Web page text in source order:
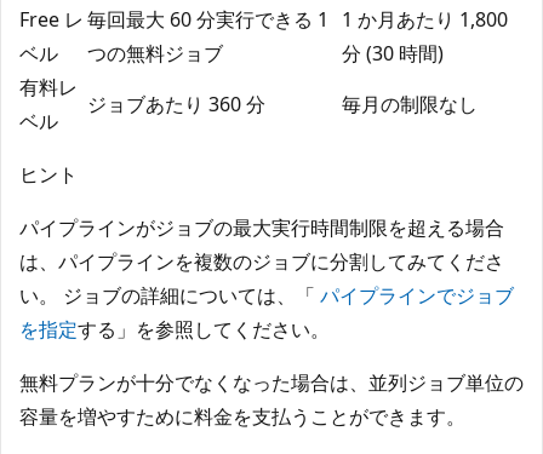
Free レ
ベル
毎回最大 60 分実行できる 1
つの無料ジョブ
1 か月あたり 1,800
分 (30 時間)
有料レ
ベル
ジョブあたり 360 分 毎月の制限なし
ヒント
パイプラインがジョブの最大実行時間制限を超える場合
は、パイプラインを複数のジョブに分割してみてくださ
い。 ジョブの詳細については、「 パイプラインでジョブ
を指定する」を参照してください。
無料プランが十分でなくなった場合は、並列ジョブ単位の
容量を増やすために料金を支払うことができます。